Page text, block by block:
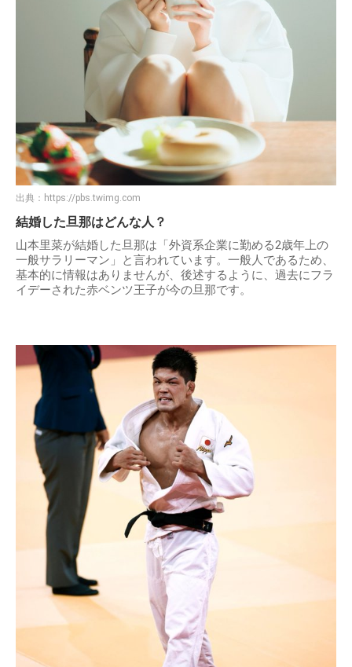
出典： https://pbs.twimg.com
結婚した旦那はどんな人？
山本里菜が結婚した旦那は「外資系企業に勤める2歳年上の
一般サラリーマン」と言われています。一般人であるため、
基本的に情報はありませんが、後述するように、過去にフラ
イデーされた赤ベンツ王子が今の旦那です。